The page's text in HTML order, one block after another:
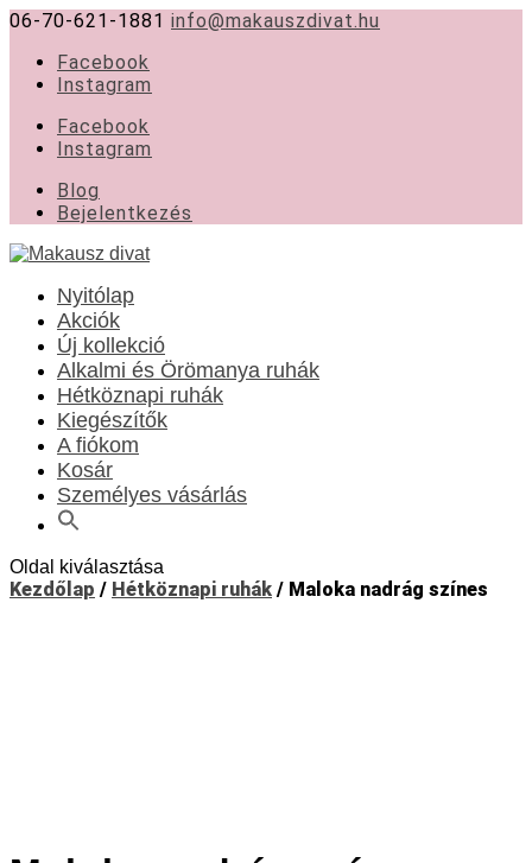
06-70-621-1881 info@makauszdivat.hu
Facebook
Instagram
Facebook
Instagram
Blog
Bejelentkezés
Nyitólap
Akciók
Új kollekció
Alkalmi és Örömanya ruhák
Hétköznapi ruhák
Kiegészítők
A fiókom
Kosár
Személyes vásárlás
Oldal kiválasztása
Kezdőlap / Hétköznapi ruhák / Maloka nadrág színes